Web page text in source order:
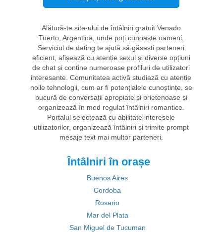
Alătură-te site-ului de întâlniri gratuit Venado
Tuerto, Argentina, unde poți cunoaște oameni.
Serviciul de dating te ajută să găsești parteneri
eficient, afișează cu atenție sexul și diverse opțiuni
de chat și conține numeroase profiluri de utilizatori
interesante. Comunitatea activă studiază cu atenție
noile tehnologii, cum ar fi potențialele cunoștințe, se
bucură de conversații apropiate și prietenoase și
organizează în mod regulat întâlniri romantice.
Portalul selectează cu abilitate interesele
utilizatorilor, organizează întâlniri și trimite prompt
mesaje text mai multor parteneri.
Întâlniri în orașe
Buenos Aires
Cordoba
Rosario
Mar del Plata
San Miguel de Tucuman